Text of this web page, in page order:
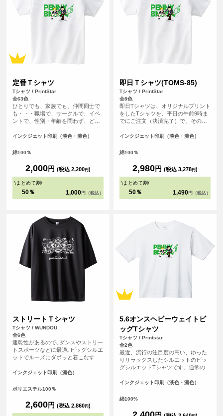
定番Ｔシャツ
Tシャツ / PrintStar
全63色
ひとりでも、家族でも、仲間同士で
も・・・職場で、サークルで、イベ
ントで、性別・年齢を問わず、どな
ルエット。適度な厚みが着崩れを防
れたTシャツです。豊富なカラーサイ
ただけます。
インクジェット印刷（淡色・濃色）
綿100％
2,000円 (税込 2,200円)
\まとめて割/
50％ 1,000 円（税込）
即日Ｔシャツ(TOMS-85)
Tシャツ / PrintStar
全8色
即日Tシャツは、オリジナルプリント
をしたTシャツを、平日の午前9時ま
でにご注文（決済完了）で、その日
急なイベント、注文し忘れ、すぐに
利！もちろんフルカラープリントし
シャツは人気の定番Tシャツと同じ安
心のPrintstar（00085-CVT）です。
インクジェット印刷（淡色・濃色）
綿100％
2,980円 (税込 3,278円)
\まとめて割/
50％ 1,490 円（税込）
ストリートＴシャツ
Tシャツ / WUNDOU
全6色
速乾性があるので､ダンスやストリー
トスポーツなどに最適｡ビッグシルエ
ットでルーズにダボッと着こなすと
くことがなく､すぐに乾くので重たく
快適に体を動かすことのできる必須
シャツです｡
インクジェット印刷（濃色）
ポリエステル100％
2,600円 (税込 2,860円)
5.6オンスヘビーウェイトビ
ッグTシャツ
Tシャツ / Printstar
全2色
最近、流行の注目度の高い、ゆった
りリラックスしたシルエットのビッ
グシルエットTシャツです。通常のT
ョン性が高く、若い年代から人気が
すすめです！
インクジェット印刷（淡色・濃色）
綿100%